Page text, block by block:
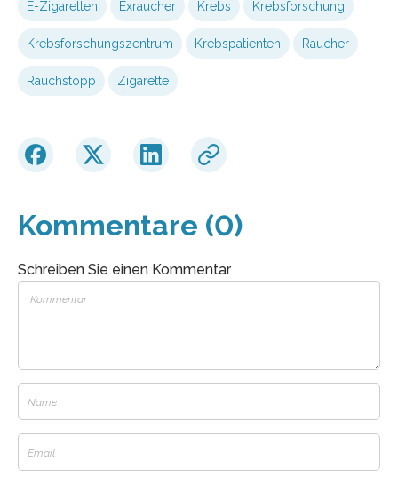
E-Zigaretten Exraucher Krebs Krebsforschung
Krebsforschungszentrum Krebspatienten Raucher
Rauchstopp Zigarette
Kommentare (0)
Schreiben Sie einen Kommentar